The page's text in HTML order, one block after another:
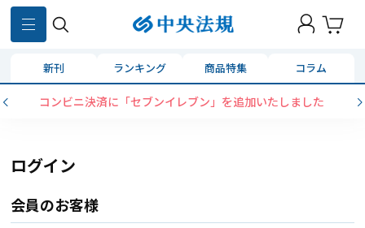
新刊 ランキング 商品特集 コラム
コンビニ決済に「セブンイレブン」を追加いたしました
ログイン
会員のお客様